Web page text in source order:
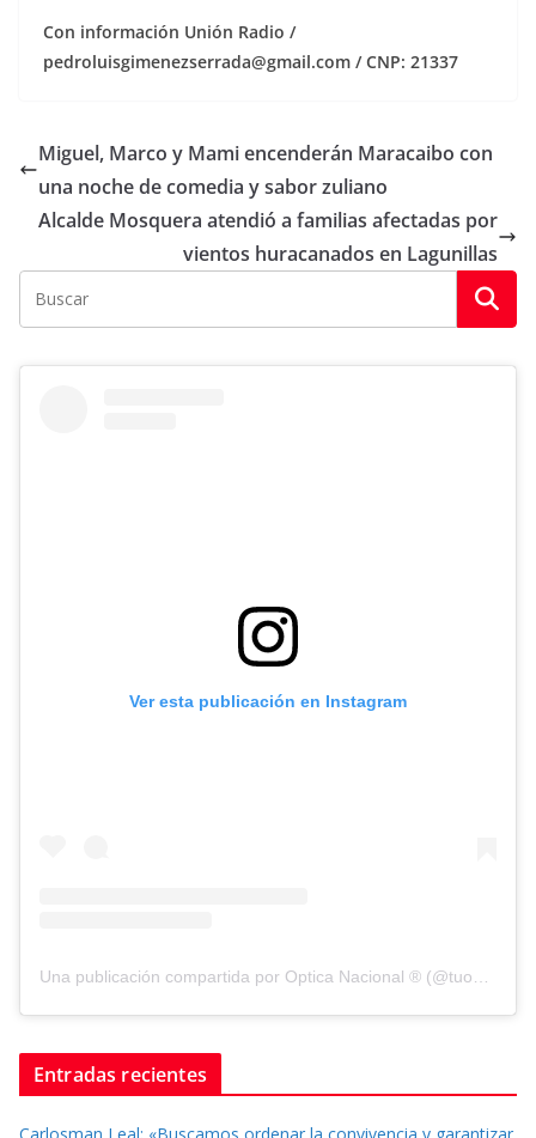
Con información Unión Radio /
pedroluisgimenezserrada@gmail.com / CNP: 21337
Miguel, Marco y Mami encenderán Maracaibo con
una noche de comedia y sabor zuliano
Alcalde Mosquera atendió a familias afectadas por
vientos huracanados en Lagunillas
Ver esta publicación en Instagram
Una publicación compartida por Optica Nacional ® (@tuopticanacional)
Entradas recientes